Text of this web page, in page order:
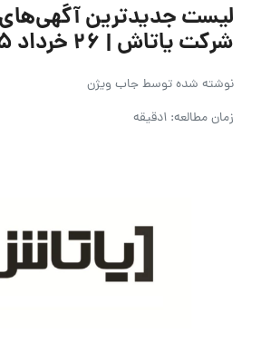
لیست جدیدترین
شرکت یاتاش | ۲۶ خرداد ۱۴۰۵
نوشته شده توسطجاب ویژن
زمان مطالعه: 1دقیقه